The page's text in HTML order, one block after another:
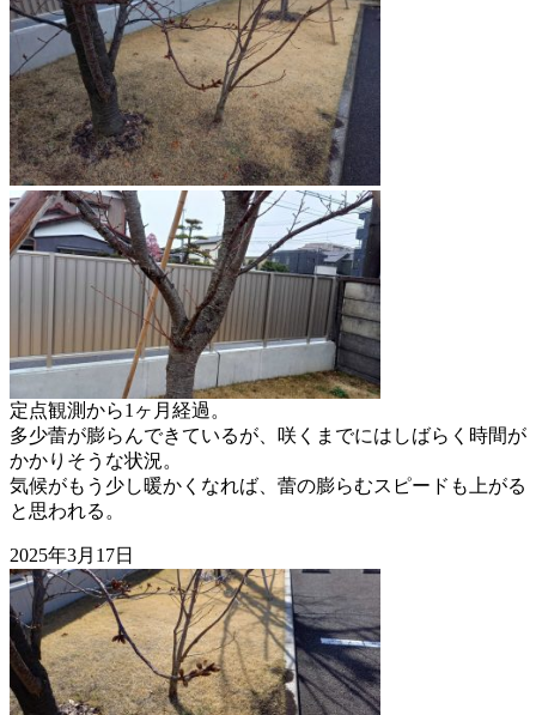
定点観測から1ヶ月経過。
多少蕾が膨らんできているが、咲くまでにはしばらく時間が
かかりそうな状況。
気候がもう少し暖かくなれば、蕾の膨らむスピードも上がる
と思われる。
2025年3月17日